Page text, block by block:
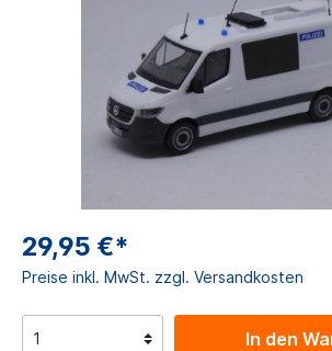
29,95 €*
Preise inkl. MwSt. zzgl. Versandkosten
In den